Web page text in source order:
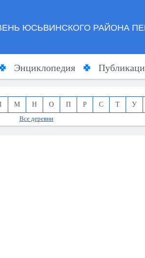
ЮСЬВИНСКОГО РАЙОНА
Энциклопедия
М Н О П Р С Т У
Все деревни